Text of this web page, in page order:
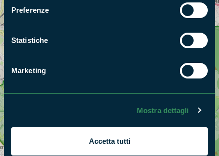
Preferenze
Statistiche
Marketing
Mostra dettagli
Accetta tutti
Cerca nella mappa